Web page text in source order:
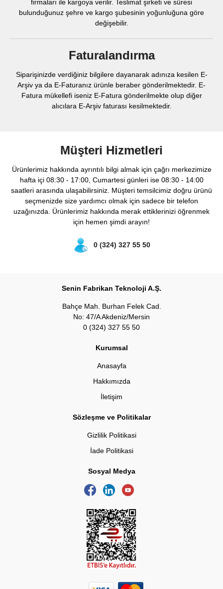
firmaları ile kargoya verilir. Teslimat şirketi ve süresi
bulunduğunuz şehre ve kargo şubesinin yoğunluğuna göre
değişebilir.
Faturalandırma
Siparişinizde verdiğiniz bilgilere dayanarak adınıza kesilen E-
Arşiv ya da E-Faturanız ürünle beraber gönderilmektedir. E-
Fatura mükellefi iseniz E-Fatura gönderilmekte olup diğer
alıcılara E-Arşiv faturası kesilmektedir.
Müşteri Hizmetleri
Ürünlerimiz hakkında ayrıntılı bilgi almak için çağrı merkezimize
hafta içi 08:30 - 17:00, Cumartesi günleri ise 08:30 - 14:00
saatleri arasında ulaşabilirsiniz. Müşteri temsilcimiz doğru ürünü
seçmenizde size yardımcı olmak için sadece bir telefon
uzağınızda. Ürünlerimiz hakkında merak ettiklerinizi öğrenmek
için hemen şimdi arayın!
0 (324) 327 55 50
Senin Fabrikan Teknoloji A.Ş.
Bahçe Mah. Burhan Felek Cad.
No: 47/A Akdeniz/Mersin
0 (324) 327 55 50
Kurumsal
Anasayfa
Hakkımızda
İletişim
Sözleşme ve Politikalar
Gizlilik Politikasi
İade Politikasi
Sosyal Medya